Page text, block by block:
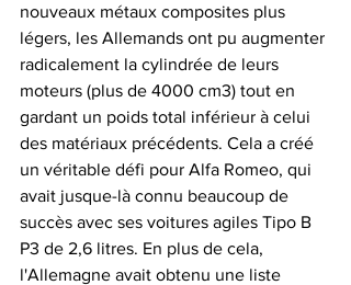
nouveaux métaux composites plus
légers, les Allemands ont pu augmenter
radicalement la cylindrée de leurs
moteurs (plus de 4000 cm3) tout en
gardant un poids total inférieur à celui
des matériaux précédents. Cela a créé
un véritable défi pour Alfa Romeo, qui
avait jusque-là connu beaucoup de
succès avec ses voitures agiles Tipo B
P3 de 2,6 litres. En plus de cela,
l'Allemagne avait obtenu une liste